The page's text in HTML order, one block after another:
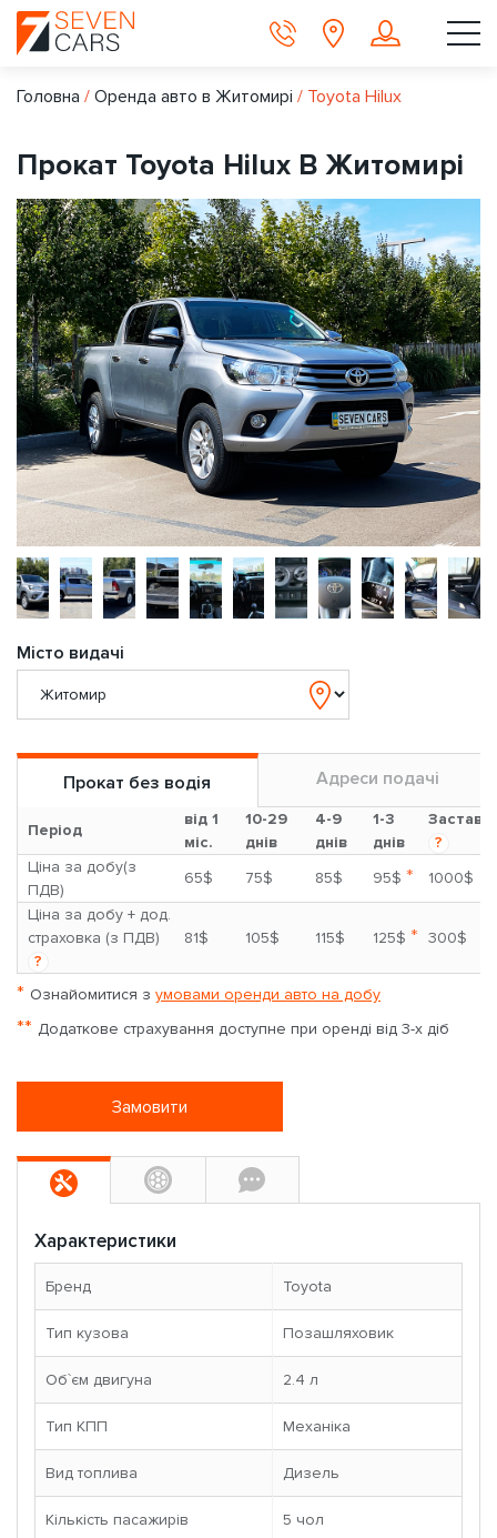
Головна / Оренда авто в Житомирі / Toyota Hilux
Прокат Toyota Hilux В Житомирі
Місто видачі
Прокат без водія Адреси подачі
Період
від 1
міс.
10-29
днів
4-9
днів
1-3
днів
Застава
?
Ціна за добу(з
ПДВ)
65$ 75$ 85$ 95$ *
1000$
Ціна за добу + дод.
страховка (з ПДВ)
?
81$ 105$ 115$ 125$ * 300$
* Ознайомитися з умовами оренди авто на добу
** Додаткове страхування доступне при оренді від 3-х діб
Замовити
Характеристики
Бренд Toyota
Тип кузова Позашляховик
Об`єм двигуна 2.4 л
Тип КПП Механіка
Вид топлива Дизель
Кількість пасажирів 5 чoл